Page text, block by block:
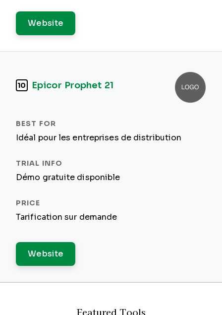
Website
10 Epicor Prophet 21
Idéal pour les entreprises de distribution
Démo gratuite disponible
Tarification sur demande
Website
Featured Tools